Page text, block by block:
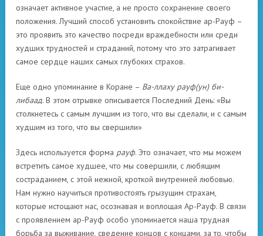
означает активное участие, а не просто сохранение своего
положения. Лучший способ установить спокойствие ар-Рауф –
это проявить это качество посреди враждебности или среди
худших трудностей и страданий, потому что это затрагивает
самое сердце наших самых глубоких страхов.
Еще одно упоминание в Коране – Ва-ллаху рауф(ун) би-
либаад. В этом отрывке описывается Последний День: «Вы
столкнетесь с самым лучшим из того, что вы сделали, и с самым
худшим из того, что вы свершили»
Здесь используется форма рауф. Это означает, что мы можем
встретить самое худшее, что мы совершили, с любящим
состраданием, с этой нежной, кроткой внутренней любовью.
Нам нужно научиться противостоять грызущим страхам,
которые истощают нас, осознавая и воплощая Ар-Рауф. В связи
с проявлением ар-Рауф особо упоминается наша трудная
борьба за выживание, сведение концов с концами, за то, чтобы